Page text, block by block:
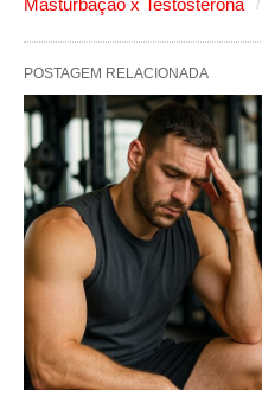
Masturbação x Testosterona
POSTAGEM RELACIONADA